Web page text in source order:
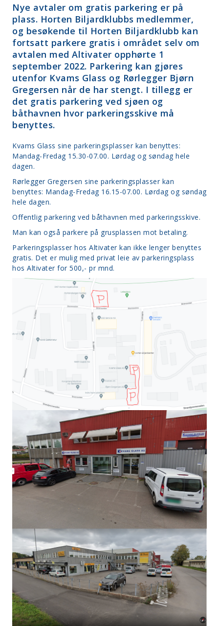
Nye avtaler om gratis parkering er på
plass. Horten Biljardklubbs medlemmer,
og besøkende til Horten Biljardklubb kan
fortsatt parkere gratis i området selv om
avtalen med Altivater opphørte 1
september 2022. Parkering kan gjøres
utenfor Kvams Glass og Rørlegger Bjørn
Gregersen når de har stengt. I tillegg er
det gratis parkering ved sjøen og
båthavnen hvor parkeringsskive må
benyttes.
Kvams Glass sine parkeringsplasser kan benyttes:
Mandag-Fredag 15.30-07.00. Lørdag og søndag hele
dagen.
Rørlegger Gregersen sine parkeringsplasser kan
benyttes: Mandag-Fredag 16.15-07.00. Lørdag og søndag
hele dagen.
Offentlig parkering ved båthavnen med parkeringsskive.
Man kan også parkere på grusplassen mot betaling.
Parkeringsplasser hos Altivater kan ikke lenger benyttes
gratis. Det er mulig med privat leie av parkeringsplass
hos Altivater for 500,- pr mnd.